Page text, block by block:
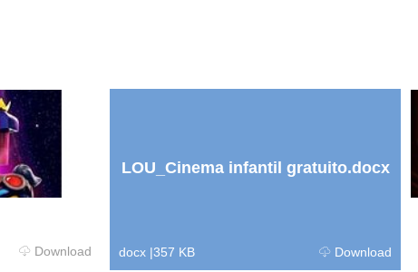
Download
LOU_Cinema infantil gratuito.docx
docx |357 KB Download